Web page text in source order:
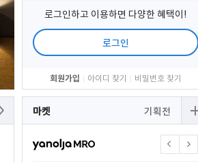
로그인하고 이용하면 다양한 혜택이!
로그인
회원가입 아이디 찾기 비밀번호 찾기
마켓 기획전